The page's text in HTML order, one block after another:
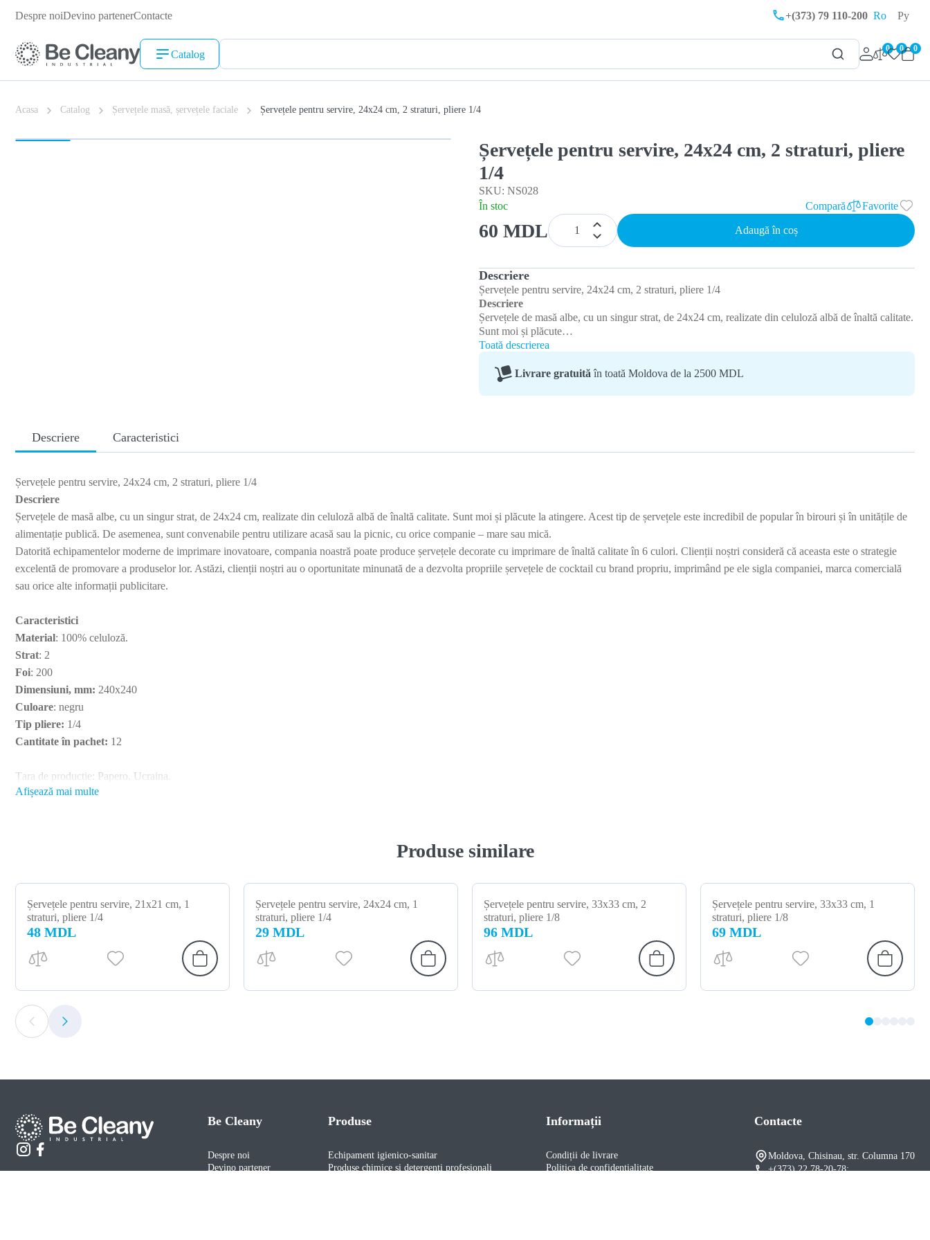
Despre noiDevino partenerContacte +(373) 79 110-200 Ro Ру
Catalog 0 0 0
Acasa Catalog Șervețele masă, șervețele faciale Șervețele pentru servire, 24x24 cm, 2 straturi, pliere 1/4
Șervețele pentru servire, 24x24 cm, 2 straturi, pliere
1/4
SKU: NS028
În stoc
Compară Favorite
60 MDL Adaugă în coș
Descriere
Șervețele pentru servire, 24x24 cm, 2 straturi, pliere 1/4
Descriere
Șervețele de masă albe, cu un singur strat, de 24x24 cm, realizate din celuloză albă de înaltă calitate.
Sunt moi și plăcute…
Toată descrierea
Livrare gratuită în toată Moldova de la 2500 MDL
Descriere Caracteristici
Șervețele pentru servire, 24x24 cm, 2 straturi, pliere 1/4
Descriere
Șervețele de masă albe, cu un singur strat, de 24x24 cm, realizate din celuloză albă de înaltă calitate. Sunt moi și plăcute la atingere. Acest tip de șervețele este incredibil de popular în birouri și în unitățile de
alimentație publică. De asemenea, sunt convenabile pentru utilizare acasă sau la picnic, cu orice companie – mare sau mică.
Datorită echipamentelor moderne de imprimare inovatoare, compania noastră poate produce șervețele decorate cu imprimare de înaltă calitate în 6 culori. Clienții noștri consideră că aceasta este o strategie
excelentă de promovare a produselor lor. Astăzi, clienții noștri au o oportunitate minunată de a dezvolta propriile șervețele de cocktail cu brand propriu, imprimând pe ele sigla companiei, marca comercială
sau orice alte informații publicitare.
Caracteristici
Material: 100% celuloză.
Strat: 2
Foi: 200
Dimensiuni, mm: 240x240
Culoare: negru
Tip pliere: 1/4
Cantitate în pachet: 12
Țara de producție: Papero, Ucraina.
Afișează mai multe
Produse similare
Șervețele pentru servire, 21x21 cm, 1
straturi, pliere 1/4
48 MDL
Șervețele pentru servire, 24x24 cm, 1
straturi, pliere 1/4
29 MDL
Șervețele pentru servire, 33x33 cm, 2
straturi, pliere 1/8
96 MDL
Șervețele pentru servire, 33x33 cm, 1
straturi, pliere 1/8
69 MDL
Be Cleany
Despre noi
Devino partener
Produse
Echipament igienico-sanitar
Produse chimice și detergenți profesionali
Informații
Condiții de livrare
Politica de confidențialitate
Contacte
Moldova, Chisinau, str. Columna 170
+(373) 22 78-20-78;